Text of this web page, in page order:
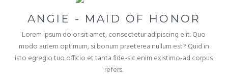
ANGIE - MAID OF HONOR
Lorem ipsum dolor sit amet, consectetur adipiscing elit. Quo
modo autem optimum, si bonum praeterea nullum est? Quid in
isto egregio tuo officio et tanta fide-sic enim existimo-ad corpus
refers.